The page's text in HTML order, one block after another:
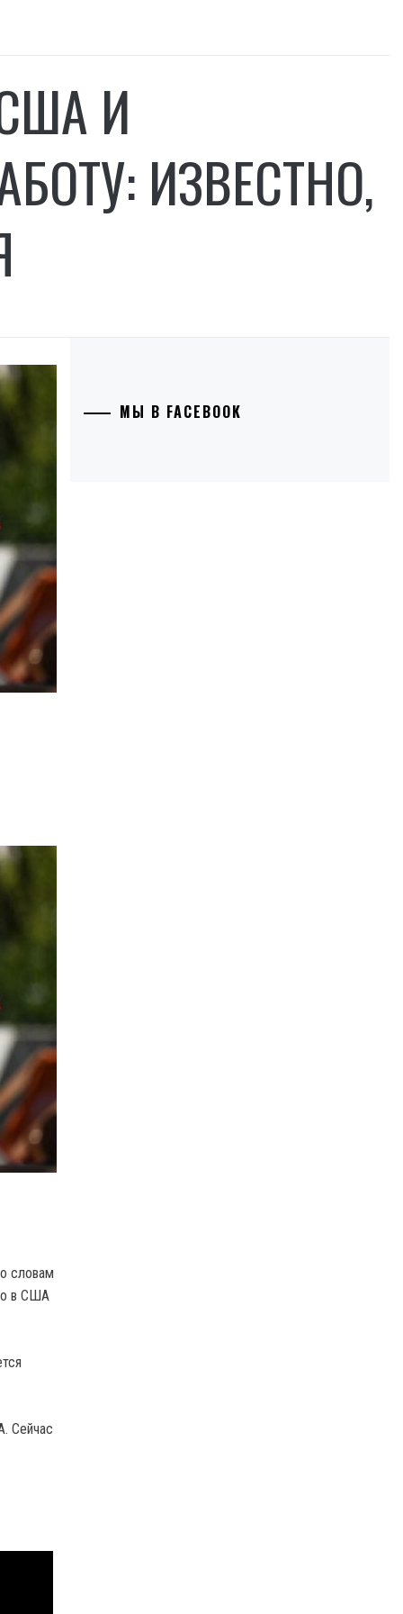
И
ИЗВЕСТНО,
словам
в США
Сейчас
МЫ В FACEBOOK